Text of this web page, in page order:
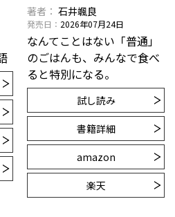
著者 石井颯良
発売日 2026年07月24日
なんてことはない「普通」
のごはんも、みんなで食べ
ると特別になる。
試し読み
書籍詳細
amazon
楽天